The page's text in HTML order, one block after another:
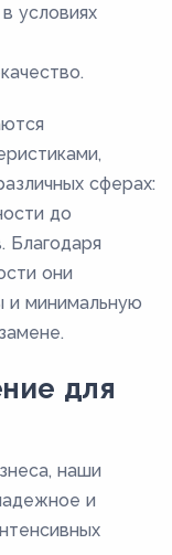
условиях
сферах:
до
Благодаря
они
и минимальную
для
наши
и